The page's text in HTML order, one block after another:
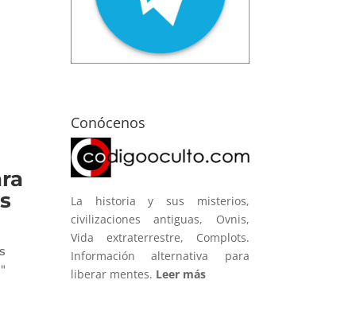
Conócenos
La historia y sus misterios,
civilizaciones antiguas, Ovnis,
Vida extraterrestre, Complots.
Información alternativa para
liberar mentes. Leer más